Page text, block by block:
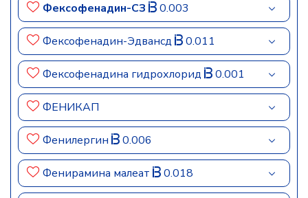
Фексофенадин-СЗ 0.003
Фексофенадин-Эдвансд 0.011
Фексофенадина гидрохлорид 0.001
ФЕНИКАП
Фенилергин 0.006
Фенирамина малеат 0.018